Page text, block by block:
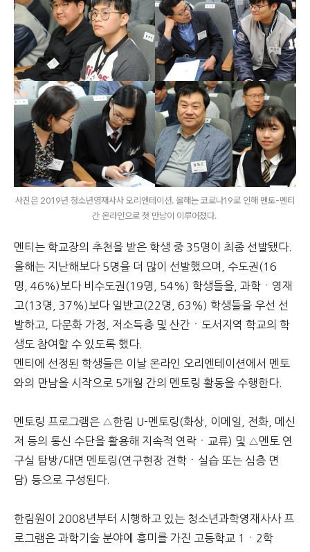
사진은 2019년 청소년영재사사 오리엔테이션. 올해는 코로나19로 인해 멘토-멘티
간 온라인으로 첫 만남이 이루어졌다.
멘티는 학교장의 추천을 받은 학생 중 35명이 최종 선발됐다.
올해는 지난해보다 5명을 더 많이 선발했으며, 수도권(16
명, 46%)보다 비수도권(19명, 54%) 학생들을, 과학ㆍ영재
고(13명, 37%)보다 일반고(22명, 63%) 학생들을 우선 선
발하고, 다문화 가정, 저소득층 및 산간ㆍ도서지역 학교의 학
생도 참여할 수 있도록 했다.
멘티에 선정된 학생들은 이날 온라인 오리엔테이션에서 멘토
와의 만남을 시작으로 5개월 간의 멘토링 활동을 수행한다.
멘토링 프로그램은 △한림 U-멘토링(화상, 이메일, 전화, 메신
저 등의 통신 수단을 활용해 지속적 연락ㆍ교류) 및 △멘토 연
구실 탐방/대면 멘토링(연구현장 견학ㆍ실습 또는 심층 면
담) 등으로 구성된다.
한림원이 2008년부터 시행하고 있는 청소년과학영재사사 프
로그램은 과학기술 분야에 흥미를 가진 고등학교 1ㆍ2학